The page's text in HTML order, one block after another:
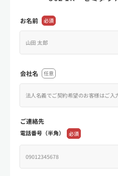
お名前 必須
会社名 任意
ご連絡先
電話番号（半角） 必須